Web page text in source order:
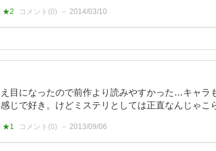
★2 コメント(0) 2014/03/10
目になったので前作より読みやすかった…キャラ
じで好き。けどミステリとしては正直なんじゃこ
★1 コメント(0) 2013/09/06